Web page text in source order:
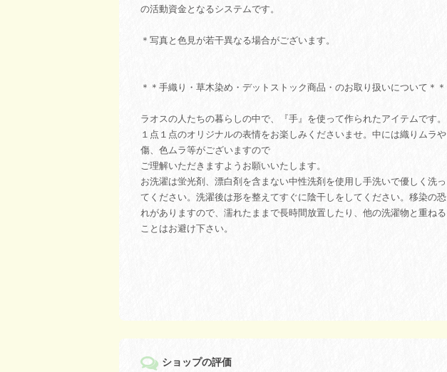
の活動資金となるシステムです。
＊写真と色見が若干異なる場合がございます。
＊＊手織り・草木染め・デットストック商品・のお取り扱いについて＊＊
ラオスの人たちの暮らしの中で、『手』を使って作られたアイテムです。
１点１点のオリジナルの表情をお楽しみくださいませ。中には織りムラや
傷、色ムラ等がございますので
ご理解いただきますようお願いいたします。
お洗濯は蛍光剤、漂白剤を含まない中性洗剤を使用し手洗いで優しく洗っ
てください。洗濯後は形を整えてすぐに陰干しをしてください。移染の恐
れがありますので、濡れたままで長時間放置したり、他の洗濯物と重ねる
ことはお避け下さい。
ショップの評価